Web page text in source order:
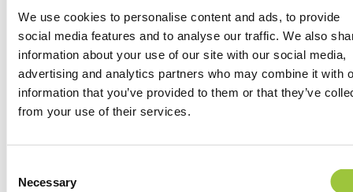
We use cookies to personalise content and ads, to provide
social media features and to analyse our traffic. We also
information about your use of our site with our social media,
advertising and analytics partners who may combine it with
information that you’ve provided to them or that they’ve
from your use of their services.
Selection
Necessary
Managed devices of BYOD: welke